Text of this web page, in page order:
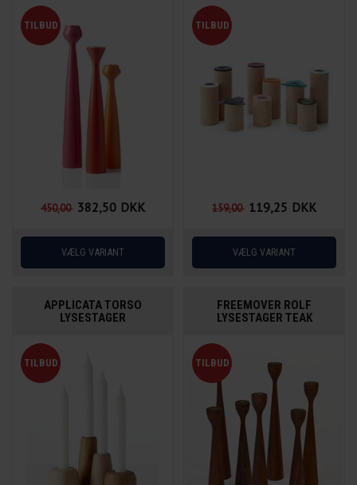
450,00 382,50 DKK 159,00 119,25 DKK
APPLICATA TORSO
LYSESTAGER
FREEMOVER ROLF
LYSESTAGER TEAK